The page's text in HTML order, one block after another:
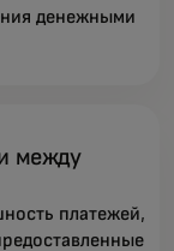
денежными
между
платежей,